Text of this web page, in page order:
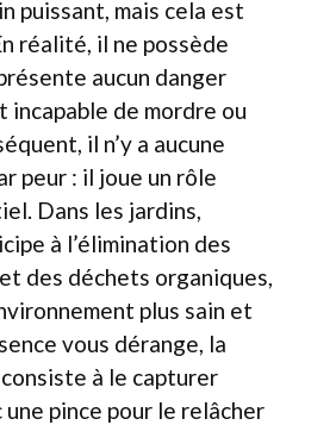
puissant, mais cela est
réalité, il ne possède
aucun danger
incapable de mordre ou
il n’y a aucune
peur : il joue un rôle
Dans les jardins,
à l’élimination des
des déchets organiques,
plus sain et
vous dérange, la
à le capturer
pince pour le relâcher